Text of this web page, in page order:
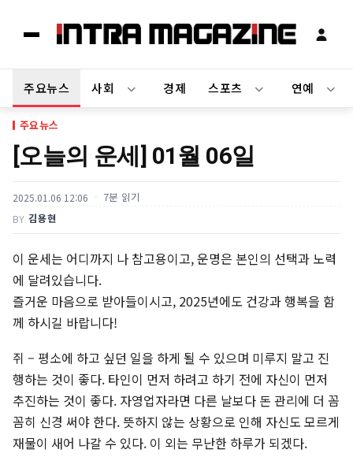
주요뉴스 사회 경제 스포츠 연예
주요뉴스
[오늘의 운세] 01월 06일
2025.01.06 12:06 7분 읽기
BY 김용현
이 운세는 어디까지 나 참고용이고, 운명은 본인의 선택과 노력
에 달려있습니다.
즐거운 마음으로 받아들이시고, 2025년에도 건강과 행복을 함
께 하시길 바랍니다!
쥐 – 평소에 하고 싶던 일을 하게 될 수 있으며 미루지 말고 진
행하는 것이 좋다. 타인이 먼저 하려고 하기 전에 자신이 먼저
추진하는 것이 좋다. 자영업자라면 다른 날보다 돈 관리에 더 꼼
꼼히 신경 써야 한다. 뜻하지 않는 상황으로 인해 자신도 모르게
재물이 새어 나갈 수 있다. 이 외는 무난한 하루가 되겠다.